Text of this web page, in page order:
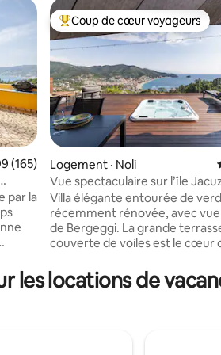
aimés
moyenne de 4,99 sur 5, 165
(165)
par la
Coup de cœur voyageurs
Coup de cœur voyageurs
Logement · Noli
Vue spectaculaire sur l’île
Villa élégante entourée de
récemment rénovée, avec vue
de Bergeggi. La grande terrasse
couverte de voiles est le cœur
extérieure, machine à
extérieure chaude et coin
entièrement équipée, 2
les locations de